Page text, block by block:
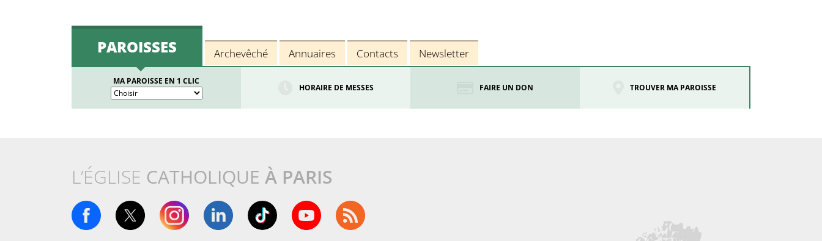
PAROISSES Archevêché Annuaires Contacts Newsletter
MA PAROISSE EN 1 CLIC
HORAIRE DE MESSES FAIRE UN DON TROUVER MA PAROISSE
L’ÉGLISE CATHOLIQUE À PARIS